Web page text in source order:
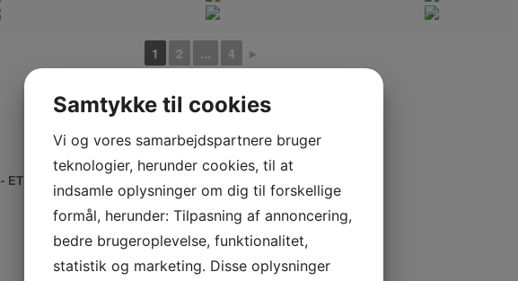
1 2 ... 4 ►
HUSET 2023
Samtykke til cookies
Vi og vores samarbejdspartnere bruger
teknologier, herunder cookies, til at
indsamle oplysninger om dig til forskellige
formål, herunder: Tilpasning af annoncering,
bedre brugeroplevelse, funktionalitet,
statistik og marketing. Disse oplysninger